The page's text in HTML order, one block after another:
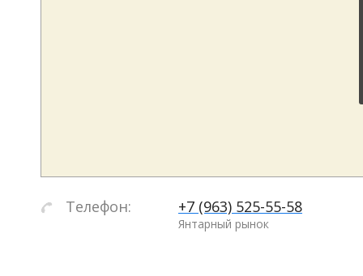
Телефон: +7 (963) 525-55-58
Янтарный рынок